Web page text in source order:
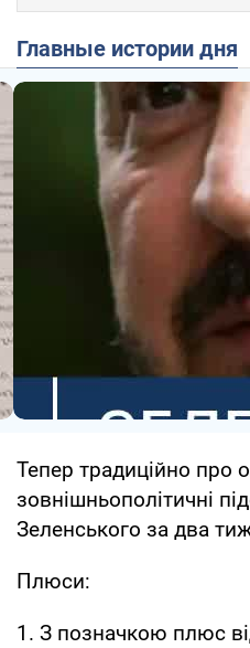
Главные истории дня
Тепер традиційно про
зовнішньополітичні
Зеленського за два
Плюси:
1. З позначкою плюс